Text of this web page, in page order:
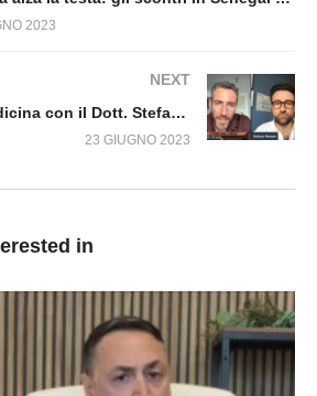
2023
NEXT
Il tuo cibo la tua medicina con il Dott. Stefano Manera. Fuori dal Virus n.630.SP
23 GIUGNO 2023
in